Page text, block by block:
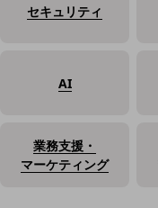
運用保守・故障紛失サポート
セキュリティ
AI
業務支援・
マーケティング